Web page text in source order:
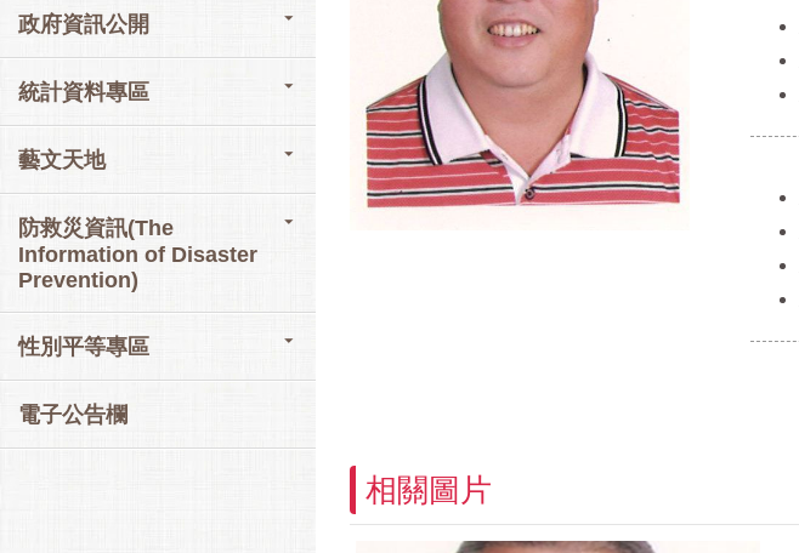
政府資訊公開
統計資料專區
藝文天地
防救災資訊(The
Information of Disaster
Prevention)
性別平等專區
電子公告欄
相關圖片